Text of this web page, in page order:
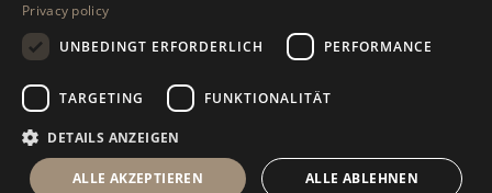
RUSSIAN
Privacy policy
UNBEDINGT ERFORDERLICH
PERFORMANCE
TARGETING FUNKTIONALITÄT
DETAILS ANZEIGEN
ALLE AKZEPTIEREN ALLE ABLEHNEN